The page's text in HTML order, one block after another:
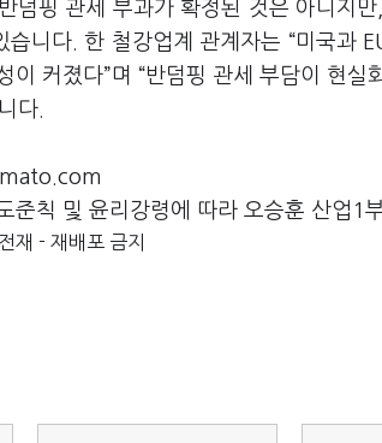
덤핑 관세 부과가 확정된 것은 아니지
습니다. 한 철강업계 관계자는 “미국과
이 커졌다”며 “반덤핑 관세 부담이 현
다.
준칙 및 윤리강령에 따라 오승훈 산업1
재 - 재배포 금지